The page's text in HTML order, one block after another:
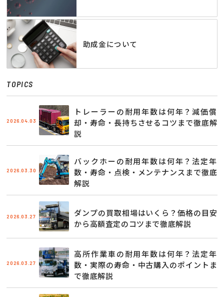
助成金について
TOPICS
2026.04.03
トレーラーの耐用年数は何年？減価償
却・寿命・長持ちさせるコツまで徹底解
説
2026.03.30
バックホーの耐用年数は何年？法定年
数・寿命・点検・メンテナンスまで徹底
解説
2026.03.27
ダンプの買取相場はいくら？価格の目安
から高額査定のコツまで徹底解説
2026.03.27
高所作業車の耐用年数は何年？法定年
数・実際の寿命・中古購入のポイントま
で徹底解説